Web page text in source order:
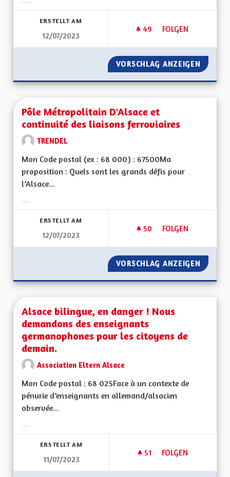
ERSTELLT AM
12/07/2023
49 49 FOLLOWER
FOLGEN
SORTIR DU GRAND
VORSCHLAG ANZEIGEN
Pôle Métropolitain D'Alsace et
continuité des liaisons ferroviaires
TRENDEL
Mon Code postal (ex : 68 000) : 67500Ma
proposition : Quels sont les grands défis pour
l’Alsace...
ERSTELLT AM
12/07/2023
50 50 FOLLOWER
FOLGEN
VORSCHLAG ANZEIGEN PÔLE
Alsace bilingue, en danger ! Nous
demandons des enseignants
germanophones pour les citoyens de
demain.
Association Eltern Alsace
Mon Code postal : 68 025Face à un contexte de
pénurie d’enseignants en allemand/alsacien
observée...
ERSTELLT AM
11/07/2023
51 51 FOLLOWER
FOLGEN
ALSACE